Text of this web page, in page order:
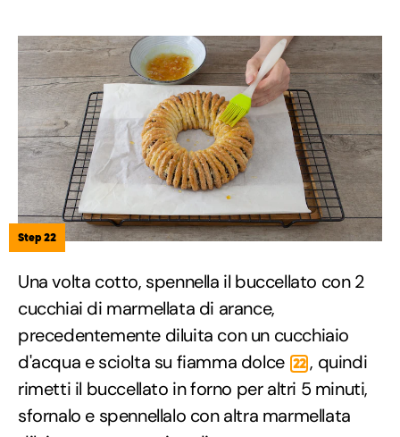
Step 22
Una volta cotto, spennella il buccellato con 2
cucchiai di marmellata di arance,
precedentemente diluita con un cucchiaio
d'acqua e sciolta su fiamma dolce 22 , quindi
rimetti il buccellato in forno per altri 5 minuti,
sfornalo e spennellalo con altra marmellata